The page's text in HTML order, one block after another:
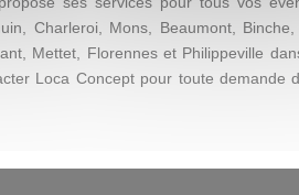
Charleroi, Mons, Beaumont,
Mettet, Florennes et Philippeville
Loca Concept pour toute demande